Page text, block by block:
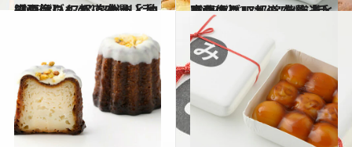
2025.8.3
【画像】47都道府県「手みやげグルメ」“九州・沖縄の旨いもの”を総まとめ
贈りもの 2025.7.12
【画像】47都道府県「手みやげグルメ」“北海道・東北の旨いもの”を総まとめ
贈りもの